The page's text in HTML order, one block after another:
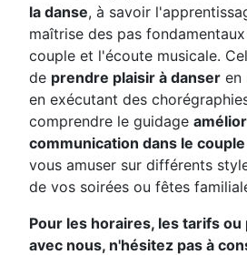
la danse, à savoir
maîtrise des pas
couple et l'écoute musicale.
de prendre plaisir à danser en
en exécutant des
comprendre le guidage
communication dans le couple
vous amuser sur différents
de vos soirées ou fêtes
Pour les horaires, les tarifs
avec nous, n'hésitez pas à